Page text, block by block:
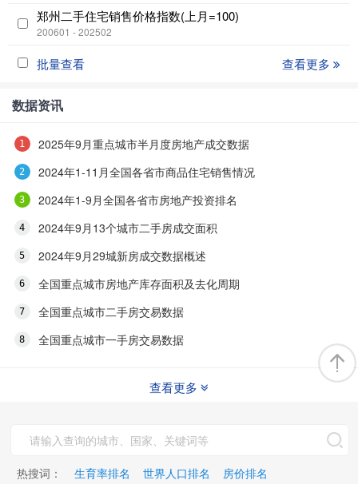
郑州二手住宅销售价格指数(上月=100)
200601 - 202502
批量查看 查看更多
数据资讯
2025年9月重点城市半月度房地产成交数据
2024年1-11月全国各省市商品住宅销售情况
2024年1-9月全国各省市房地产投资排名
2024年9月13个城市二手房成交面积
2024年9月29城新房成交数据概述
全国重点城市房地产库存面积及去化周期
全国重点城市二手房交易数据
全国重点城市一手房交易数据
查看更多
热搜词： 生育率排名 世界人口排名 房价排名